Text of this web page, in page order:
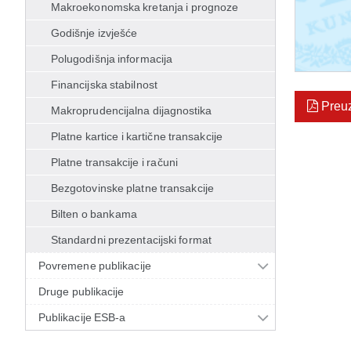
Makroekonomska kretanja i prognoze
Godišnje izvješće
Polugodišnja informacija
Financijska stabilnost
Makroprudencijalna dijagnostika
Platne kartice i kartične transakcije
Platne transakcije i računi
Bezgotovinske platne transakcije
Bilten o bankama
Standardni prezentacijski format
Povremene publikacije
Druge publikacije
Publikacije ESB-a